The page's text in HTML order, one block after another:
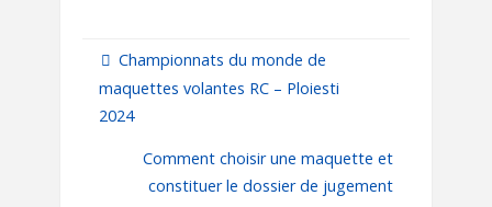
Championnats du monde de
maquettes volantes RC – Ploiesti
2024
Comment choisir une maquette et
constituer le dossier de jugement